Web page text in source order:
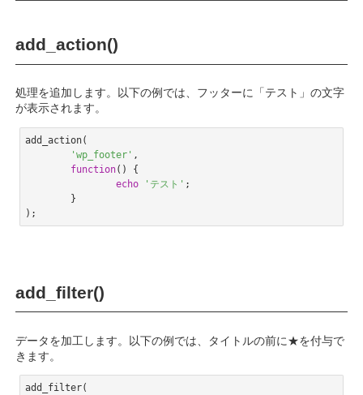
add_action()
処理を追加します。以下の例では、フッターに「テスト」の文字
が表示されます。
add_action(
'wp_footer' ,
function()
{
echo
'テスト' ;
add_filter()
データを加工します。以下の例では、タイトルの前に★を付与で
きます。
add_filter(